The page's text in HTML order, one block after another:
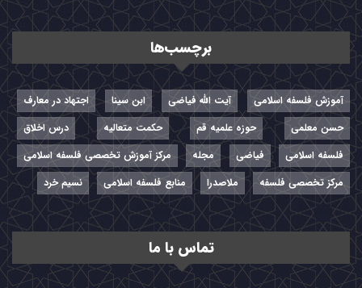
برچسب‌ها
آموزش فلسفه اسلامی آیت الله فیاضی ابن سینا
اجتهاد در معارف
حسن معلمی
حوزه علمیه قم حکمت متعالیه
درس اخلاق
فلسفه اسلامی
فیاضی مجله
مرکز آموزش تخصصی فلسفه اسلامی
مرکز تخصصی فلسفه
ملاصدرا منابع فلسفه اسلامی نسیم خرد
تماس با ما